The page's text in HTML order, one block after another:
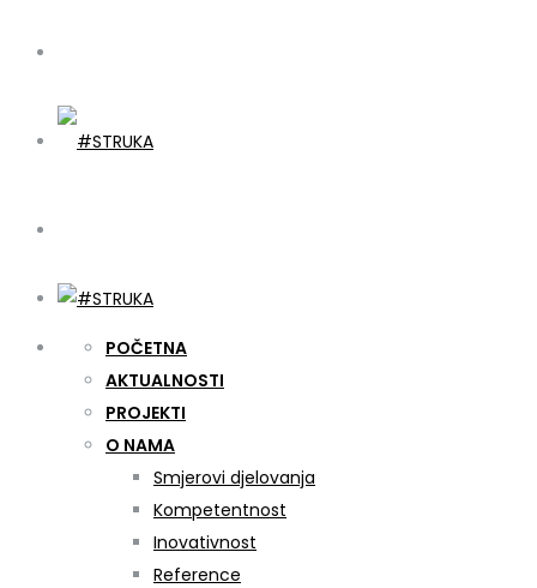
POČETNA
AKTUALNOSTI
PROJEKTI
O NAMA
Smjerovi djelovanja
Kompetentnost
Inovativnost
Reference